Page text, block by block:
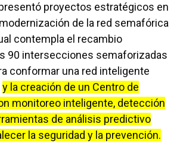
proyectos estratégicos en
de la red semafórica
contempla el recambio
90 intersecciones semaforizadas
conformar una red inteligente
y la creación de un Centro de
monitoreo inteligente, detección
de análisis predictivo
la seguridad y la prevención.